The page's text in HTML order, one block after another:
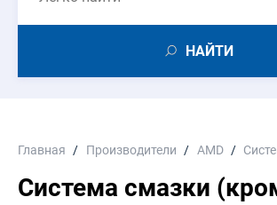
НАЙТИ
Главная Производители AMD
Система смазки